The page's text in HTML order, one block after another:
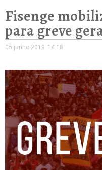
Fisenge
para greve
05 junho 2019 14:18